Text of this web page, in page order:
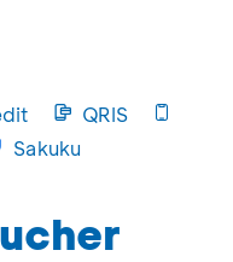
QRIS
Sakuku